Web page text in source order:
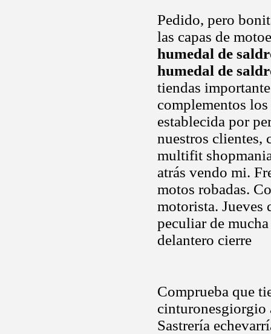
Pedido, pero
las capas de
humedal de
humedal de
tiendas
complementos
establecida por
nuestros clientes,
multifit
atrás vendo mi.
motos robadas.
motorista. Jueves
peculiar de
delantero cierre
Comprueba que
cinturonesgiorgio
Sastrería